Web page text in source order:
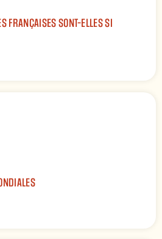
FRANÇAISES SONT-ELLES SI